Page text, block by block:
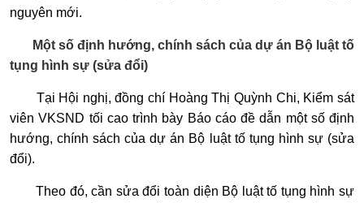
nguyên mới.
Một số định hướng, chính sách của dự án Bộ luật tố
tụng hình sự (sửa đổi)
Tại Hội nghị, đồng chí Hoàng Thị Quỳnh Chi, Kiểm sát
viên VKSND tối cao trình bày Báo cáo đề dẫn một số định
hướng, chính sách của dự án Bộ luật tố tụng hình sự (sửa
đổi).
Theo đó, cần sửa đổi toàn diện Bộ luật tố tụng hình sự